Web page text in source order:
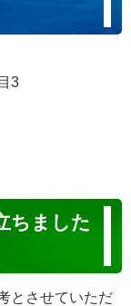
3
ちました
とさせていただ